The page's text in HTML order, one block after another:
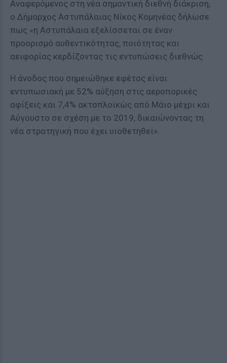
Αναφερόμενος στη νέα σημαντική διεθνή διάκριση,
ο Δήμαρχος Αστυπάλαιας Νίκος Κομηνέας δήλωσε
πως «η Αστυπάλαια εξελίσσεται σε έναν
προορισμό αυθεντικότητας, ποιότητας και
αειφορίας κερδίζοντας τις εντυπώσεις διεθνώς.
Η άνοδος που σημειώθηκε εφέτος είναι
εντυπωσιακή με 52% αύξηση στις αεροπορικές
αφίξεις και 7,4% ακτοπλοϊκώς από Μάιο μέχρι και
Αύγουστο σε σχέση με το 2019, δικαιώνοντας τη
νέα στρατηγική που έχει υιοθετηθεί».